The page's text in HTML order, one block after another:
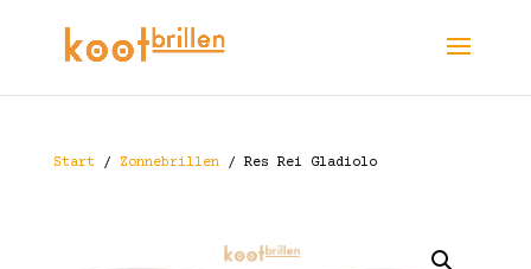
Start/ Zonnebrillen/ Res Rei Gladiolo